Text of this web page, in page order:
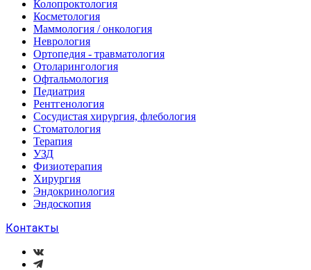
Колопроктология
Косметология
Маммология / онкология
Неврология
Ортопедия - травматология
Отоларингология
Офтальмология
Педиатрия
Рентгенология
Сосудистая хирургия, флебология
Стоматология
Терапия
УЗД
Физиотерапия
Хирургия
Эндокринология
Эндоскопия
Контакты